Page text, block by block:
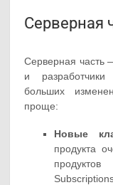
Серверная
Серверная часть
и разработчики
больших
проще:
Новые
продукта